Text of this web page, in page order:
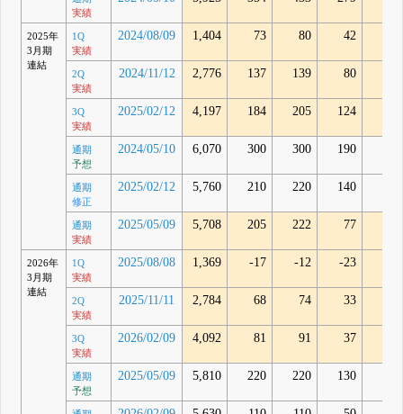
実績
2025年
3月期
連結
1Q
実績
2024/08/09 1,404 73 80 42
2Q
実績
2024/11/12 2,776 137 139 80
3Q
実績
2025/02/12 4,197 184 205 124
通期
予想
2024/05/10 6,070 300 300 190
通期
修正
2025/02/12 5,760 210 220 140
通期
実績
2025/05/09 5,708 205 222 77
2026年
3月期
連結
1Q
実績
2025/08/08 1,369 -17 -12 -23
2Q
実績
2025/11/11 2,784 68 74 33
3Q
実績
2026/02/09 4,092 81 91 37
通期
予想
2025/05/09 5,810 220 220 130